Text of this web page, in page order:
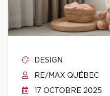
DESIGN
RE/MAX QUÉBEC
17 OCTOBRE 2025